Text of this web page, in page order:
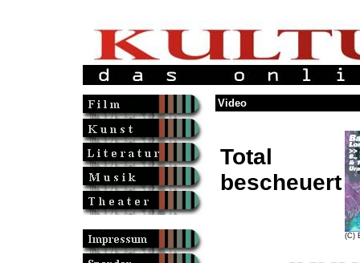
Video
Total
bescheuert
(C)